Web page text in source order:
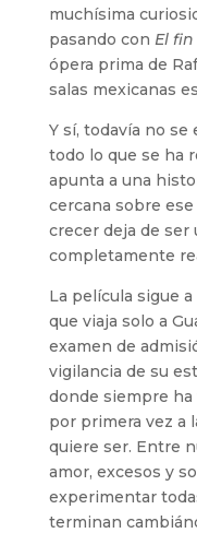
muchísima
pasando con El
ópera prima de
salas mexicanas
Y sí, todavía no
todo lo que se ha
apunta a una
cercana sobre
crecer deja de ser
completamente
La película sigue
que viaja solo a
examen de
vigilancia de su
donde siempre
por primera vez a
quiere ser. Entre
amor, excesos y
experimentar
terminan